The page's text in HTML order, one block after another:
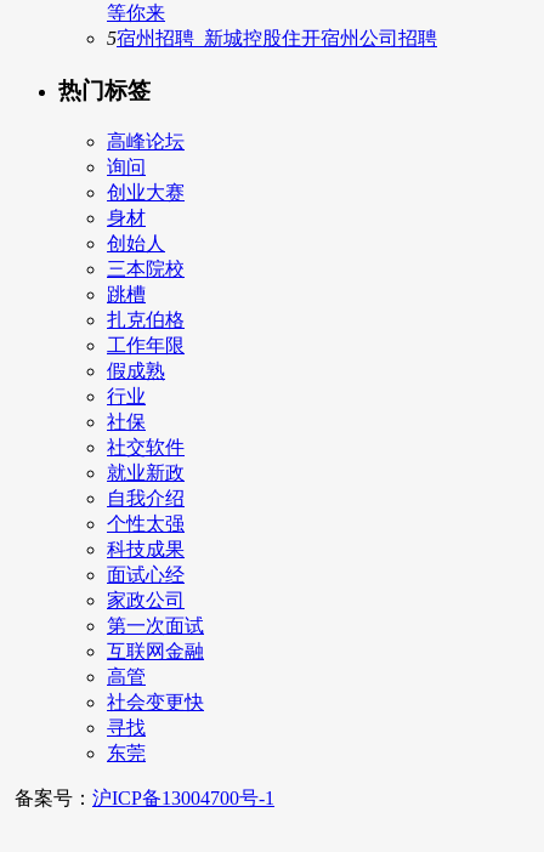
等你来
5宿州招聘_新城控股住开宿州公司招聘
热门标签
高峰论坛
询问
创业大赛
身材
创始人
三本院校
跳槽
扎克伯格
工作年限
假成熟
行业
社保
社交软件
就业新政
自我介绍
个性太强
科技成果
面试心经
家政公司
第一次面试
互联网金融
高管
社会变更快
寻找
东莞
备案号： 沪ICP备13004700号-1